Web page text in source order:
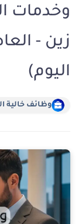
وخدمات
اليوم)
وظائف خالية